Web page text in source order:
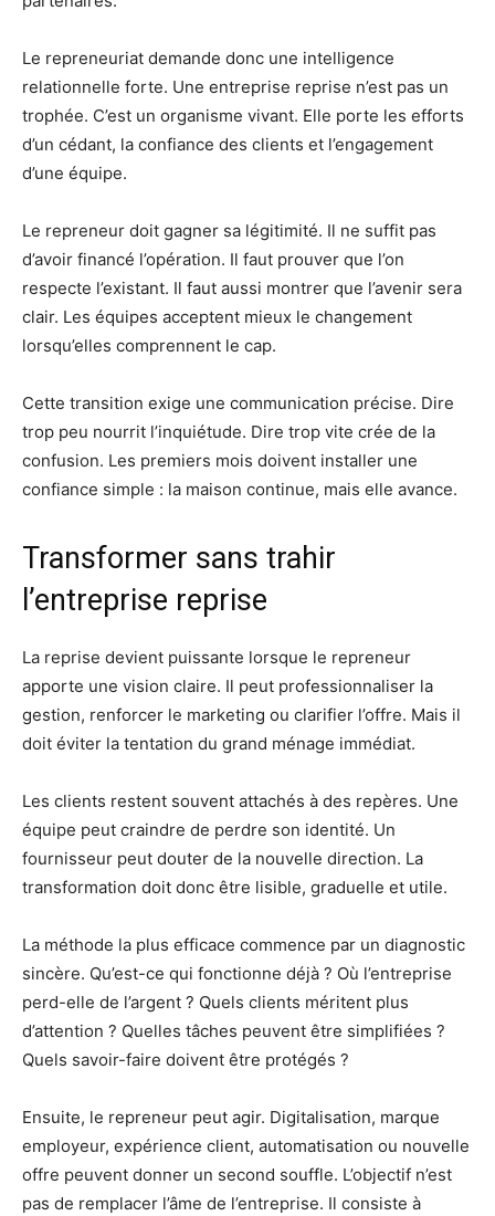
Le repreneuriat demande donc une intelligence
relationnelle forte. Une entreprise reprise n’est pas un
trophée. C’est un organisme vivant. Elle porte les efforts
d’un cédant, la confiance des clients et l’engagement
d’une équipe.
Le repreneur doit gagner sa légitimité. Il ne suffit pas
d’avoir financé l’opération. Il faut prouver que l’on
respecte l’existant. Il faut aussi montrer que l’avenir sera
clair. Les équipes acceptent mieux le changement
lorsqu’elles comprennent le cap.
Cette transition exige une communication précise. Dire
trop peu nourrit l’inquiétude. Dire trop vite crée de la
confusion. Les premiers mois doivent installer une
confiance simple : la maison continue, mais elle avance.
Transformer sans trahir
l’entreprise reprise
La reprise devient puissante lorsque le repreneur
apporte une vision claire. Il peut professionnaliser la
gestion, renforcer le marketing ou clarifier l’offre. Mais il
doit éviter la tentation du grand ménage immédiat.
Les clients restent souvent attachés à des repères. Une
équipe peut craindre de perdre son identité. Un
fournisseur peut douter de la nouvelle direction. La
transformation doit donc être lisible, graduelle et utile.
La méthode la plus efficace commence par un diagnostic
sincère. Qu’est-ce qui fonctionne déjà ? Où l’entreprise
perd-elle de l’argent ? Quels clients méritent plus
d’attention ? Quelles tâches peuvent être simplifiées ?
Quels savoir-faire doivent être protégés ?
Ensuite, le repreneur peut agir. Digitalisation, marque
employeur, expérience client, automatisation ou nouvelle
offre peuvent donner un second souffle. L’objectif n’est
pas de remplacer l’âme de l’entreprise. Il consiste à